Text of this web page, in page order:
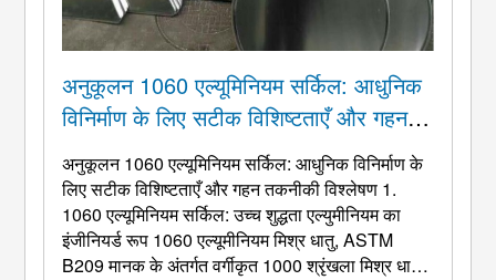
अनुकूलन 1060 एल्यूमिनियम सर्किल: आधुनिक
विनिर्माण के लिए सटीक विशिष्टताएँ और गहन
तकनीकी विश्लेषण
अनुकूलन 1060 एल्यूमिनियम सर्किल: आधुनिक विनिर्माण के
लिए सटीक विशिष्टताएँ और गहन तकनीकी विश्लेषण 1.
1060 एल्यूमिनियम सर्किल: उच्च शुद्धता एल्युमीनियम का
इंजीनियर्ड रूप 1060 एल्यूमीनियम मिश्र धातु, ASTM
B209 मानक के अंतर्गत वर्गीकृत 1000 श्रृंखला मिश्र धातु,